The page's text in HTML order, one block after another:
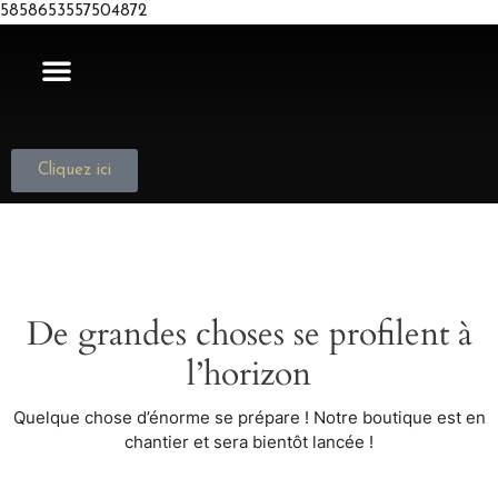
5858653557504872
Cliquez ici
De grandes choses se profilent à
l’horizon
Quelque chose d’énorme se prépare ! Notre boutique est en
chantier et sera bientôt lancée !